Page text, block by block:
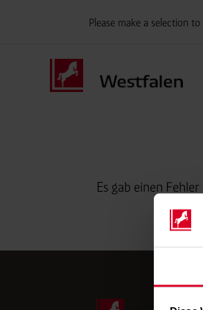
Please make a selection
Es gab einen